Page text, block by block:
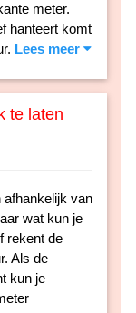
meter.
hanteert komt
Lees meer
te laten
afhankelijk van
wat kun je
rekent de
Als de
kun je